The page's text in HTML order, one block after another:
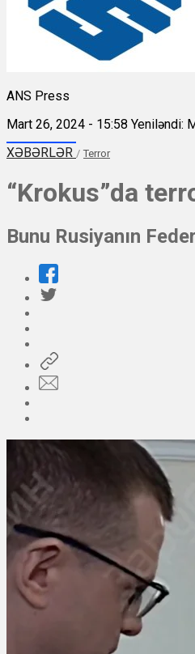
ANS Press
Mart 26, 2024 - 15:58 Yeniləndi:
XƏBƏRLƏR / Terror
“Krokus”da
Bunu Rusiyanın